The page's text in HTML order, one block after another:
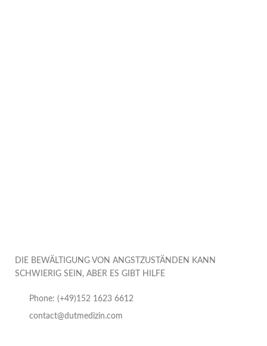
DIE BEWÄLTIGUNG VON ANGSTZUSTÄNDEN KANN
SCHWIERIG SEIN, ABER ES GIBT HILFE
Phone: (+49)152 1623 6612
contact@dutmedizin.com